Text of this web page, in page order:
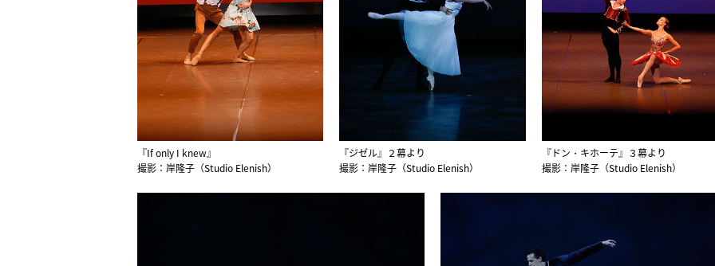
『If only I knew』
撮影：岸隆子（Studio Elenish）
『ジゼル』２幕より
撮影：岸隆子（Studio Elenish）
『ドン・キホーテ』３幕より
撮影：岸隆子（Studio Elenish）